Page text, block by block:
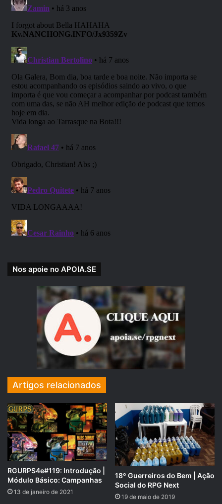
barcos dos Gigantes de Gelo estão
Espada. Até mesmo os
indescritíveis Gigantes das
Nuvens foram testemunhados,
suas maravilhosas cidades
flutuantes aparecendo acima de
Waterdeep (Águas Profundas) e
Baldur’s Gate (Portal de Baldur).
Tempestade Rei Hekaton,
encarregado de manter a ordem
raças menores da Costa da
Espada serão esmagadas pelos
ataques desses inimigos
gigantescos. A única chance de
sobrevivência é que as raças
menores trabalhem juntas para
investigar essa invasão e
aproveitar o poder da magia das
runas, a arma dos gigantes contra
seus antigos inimigos, os Dragões.
A única maneira do povo de Faerûn
restaurar a ordem é usar o poder
dos Gigantes contra eles.
Nos apoie no APOIA.SE
Artigos relacionados
RGURPS4e#119: Introdução |
Módulo Básico: Campanhas
13 de janeiro de 2021
18º Guerreiros do Bem | Ação
Social do RPG Next
19 de maio de 2019